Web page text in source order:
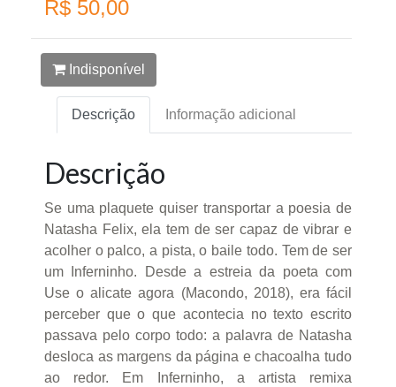
R$ 50,00
Indisponível
Descrição Informação adicional
Descrição
Se uma plaquete quiser transportar a poesia de
Natasha Felix, ela tem de ser capaz de vibrar e
acolher o palco, a pista, o baile todo. Tem de ser
um Inferninho. Desde a estreia da poeta com
Use o alicate agora (Macondo, 2018), era fácil
perceber que o que acontecia no texto escrito
passava pelo corpo todo: a palavra de Natasha
desloca as margens da página e chacoalha tudo
ao redor. Em Inferninho, a artista remixa